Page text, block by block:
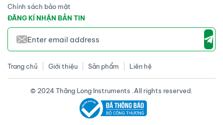
Chính sách bảo mật
ĐĂNG KÍ NHẬN BẢN TIN
Trang chủ Giới thiệu Sản phẩm Liên hệ
© 2024 Thăng Long Instruments .All rights reserved.